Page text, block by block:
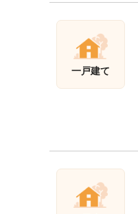
一戸建て